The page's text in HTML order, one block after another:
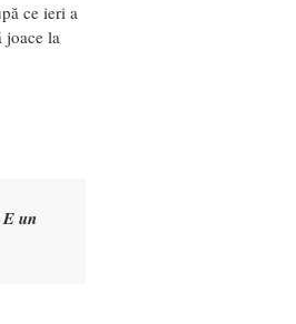
ce ieri a
joace la
un